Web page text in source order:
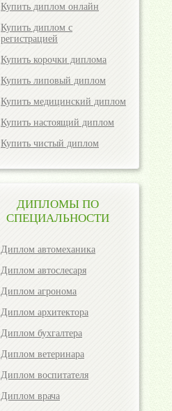
Купить диплом онлайн
Купить диплом с
регистрацией
Купить корочки диплома
Купить липовый диплом
Купить медицинский диплом
Купить настоящий диплом
Купить чистый диплом
ДИПЛОМЫ ПО
СПЕЦИАЛЬНОСТИ
Диплом автомеханика
Диплом автослесаря
Диплом агронома
Диплом архитектора
Диплом бухгалтера
Диплом ветеринара
Диплом воспитателя
Диплом врача